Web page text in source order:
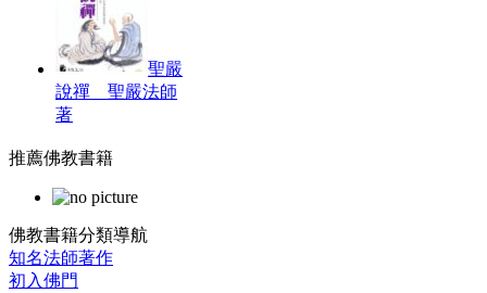
聖嚴
說禪 聖嚴法師
著
推薦佛教書籍
佛教書籍分類導航
知名法師著作
初入佛門